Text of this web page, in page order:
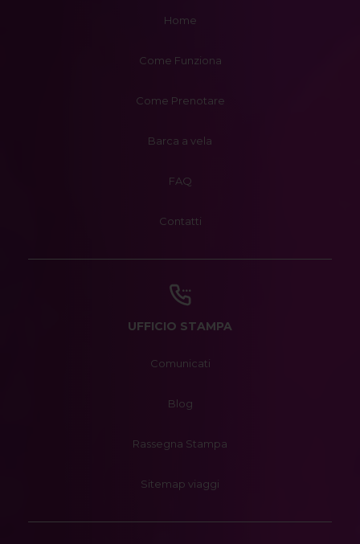
Home
Come Funziona
Come Prenotare
Barca a vela
FAQ
Contatti
UFFICIO STAMPA
Comunicati
Blog
Rassegna Stampa
Sitemap viaggi